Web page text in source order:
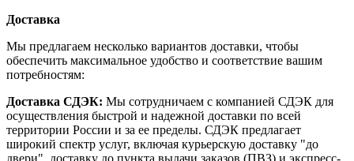
Доставка
Мы предлагаем несколько вариантов доставки, чтобы
обеспечить максимальное удобство и соответствие вашим
потребностям:
Доставка СДЭК: Мы сотрудничаем с компанией СДЭК для
осуществления быстрой и надежной доставки по всей
территории России и за ее пределы. СДЭК предлагает
широкий спектр услуг, включая курьерскую доставку "до
двери", доставку до пункта выдачи заказов (ПВЗ) и экспресс-